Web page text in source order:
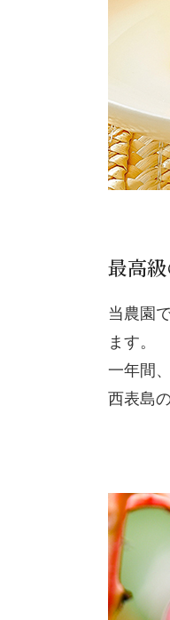
最高
当農園
ます。
一年間
西表島